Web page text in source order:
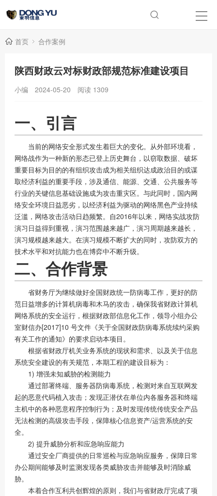
首页 合作案例
陕西财政云对标财政部规范标准建设项目
小编 2024-05-20 阅读 1309
一、引言
当前的网络安全形式发生着巨大的变化。从外部环境看，
网络战作为一种新的形态已登上历史舞台，以窃取数据、破坏
重要目标为目的的有组织攻击成为相关组织达成政治目的或谋
取经济利益的重要手段，涉及通信、能源、交通、公共服务等
行业的关键信息基础设施成为攻击重灾区。与此同时，国内网
络安全环境日益恶劣，以经济利益为驱动的网络黑色产业持续
泛滥，网络攻击活动日趋频繁。自2016年以来，网络实战攻防
演习日益得到重视，演习范围越来越广，演习周期越来越长，
演习规模越来越大。在演习规模不断扩大的同时，攻防双方的
技术水平和对抗能力也在博弈中不断升级。
二、合作背景
省财务厅为继续做好全国财政统一防病毒工作，更好的防
范日益增多的计算机病毒和木马的攻击，确保我省财政计算机
网络系统的安全运行，根据财政部信息化工作，领导小组办公
室财信办[2017]10 号文件《关于全国财政防病毒系统续约采购
有关工作的通知》的要求启动本项目。
根据省财政厅机关业务系统的现状和需求、以及关于信息
系统安全建设的有关规范，本期工程的建设目标为：
1) 增强未知威胁的检测能力
通过部署终端、服务器防病毒系统，检测对来自互联网发
起的恶意代码植入攻击；发现正潜伏在单位内各服务器和终端
主机中的各种恶意程序控制行为；及时发现传统传统安全产品
无法检测的高级攻击手段，保障核心信息资产/运营系统的安
全。
2) 提升威胁分析和应急响应能力
通过安全厂商提供的日常巡检与应急响应服务，保障日常
办公期间能够及时监测发现各类威胁攻击并能够及时消除威
胁。
本着合作互利共创辉煌的原则，我们与省财政厅完成了项